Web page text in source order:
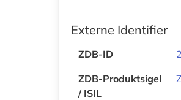
Externe Identifier
ZDB-ID
ZDB-Produktsigel
/ ISIL